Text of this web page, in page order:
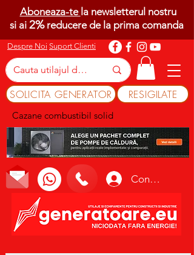
Despre Noi Suport Clienti
SOLICITA GENERATOR RESIGILATE
Cazane combustibil solid
Conectează-te
Aboneaza-te la newsletterul nostru
si ai 2%reducere de la prima comanda